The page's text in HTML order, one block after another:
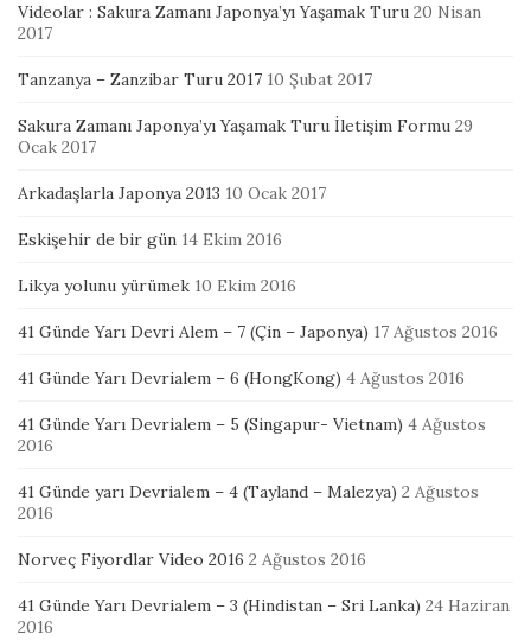
Videolar : Sakura Zamanı Japonya’yı Yaşamak Turu 20 Nisan
2017
Tanzanya – Zanzibar Turu 2017 10 Şubat 2017
Sakura Zamanı Japonya’yı Yaşamak Turu İletişim Formu 29
Ocak 2017
Arkadaşlarla Japonya 2013 10 Ocak 2017
Eskişehir de bir gün 14 Ekim 2016
Likya yolunu yürümek 10 Ekim 2016
41 Günde Yarı Devri Alem – 7 (Çin – Japonya) 17 Ağustos 2016
41 Günde Yarı Devrialem – 6 (HongKong) 4 Ağustos 2016
41 Günde Yarı Devrialem – 5 (Singapur- Vietnam) 4 Ağustos
2016
41 Günde yarı Devrialem – 4 (Tayland – Malezya) 2 Ağustos
2016
Norveç Fiyordlar Video 2016 2 Ağustos 2016
41 Günde Yarı Devrialem – 3 (Hindistan – Sri Lanka) 24 Haziran
2016